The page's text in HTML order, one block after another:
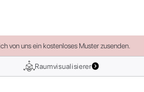
von uns ein kostenloses Muster zusenden.
Raumvisualisierer